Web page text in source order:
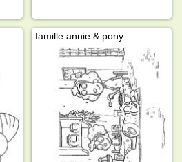
famille annie & pony